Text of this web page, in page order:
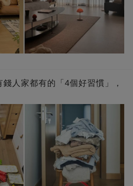
人家都有的「4個好習慣」，